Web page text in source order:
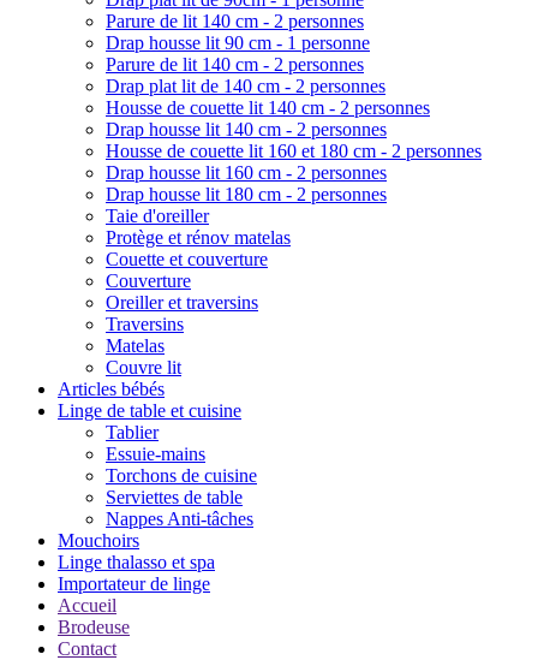
Parure de lit 140 cm - 2 personnes
Drap housse lit 90 cm - 1 personne
Parure de lit 140 cm - 2 personnes
Drap plat lit de 140 cm - 2 personnes
Housse de couette lit 140 cm - 2 personnes
Drap housse lit 140 cm - 2 personnes
Housse de couette lit 160 et 180 cm - 2 personnes
Drap housse lit 160 cm - 2 personnes
Drap housse lit 180 cm - 2 personnes
Taie d'oreiller
Protège et rénov matelas
Couette et couverture
Couverture
Oreiller et traversins
Traversins
Matelas
Couvre lit
Articles bébés
Linge de table et cuisine
Tablier
Essuie-mains
Torchons de cuisine
Serviettes de table
Nappes Anti-tâches
Mouchoirs
Linge thalasso et spa
Importateur de linge
Accueil
Brodeuse
Contact